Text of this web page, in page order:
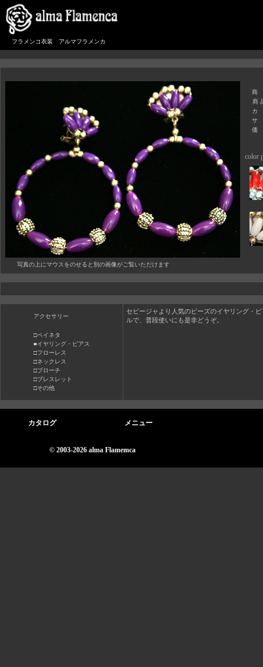
フラメンコ衣装 アルマフラメンカ
写真の上にマウスをのせると別の画像がご覧いただけます
商
商
カ
サ
color
アクセサリー
□ペイネタ
■イヤリング・ピアス
□フローレス
□ネックレス
□ブローチ
□ブレスレット
□その他
セビージャより人気のビーズのイヤリング・
ルで、普段使いにも是非どうぞ。
カタログ メニュー
© 2003-2026 alma Flamemca